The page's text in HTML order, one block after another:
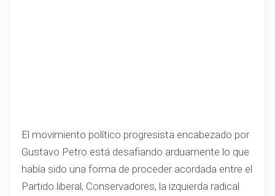
El movimiento político progresista encabezado por
Gustavo Petro está desafiando arduamente lo que
había sido una forma de proceder acordada entre el
Partido liberal, Conservadores, la izquierda radical